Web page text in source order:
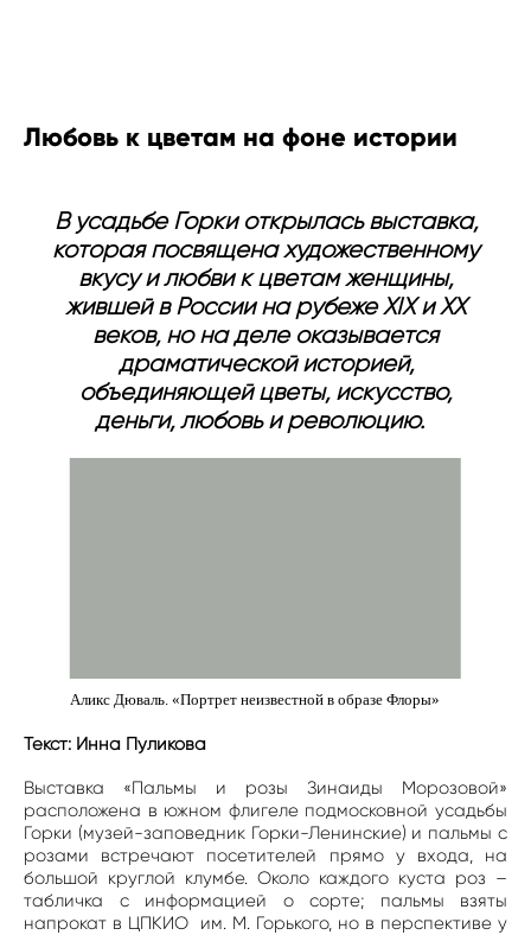
Любовь к цветам на фоне истории
В усадьбе Горки открылась выставка,
которая посвящена художественному
вкусу и любви к цветам женщины,
жившей в России на рубеже XIX и ХХ
веков, но на деле оказывается
драматической историей,
объединяющей цветы, искусство,
деньги, любовь и революцию.
Аликс Дюваль. «Портрет неизвестной в образе Флоры»
Текст: Инна Пуликова
Выставка «Пальмы и розы Зинаиды Морозовой»
расположена в южном флигеле подмосковной усадьбы
Горки (музей-заповедник Горки-Ленинские) и пальмы с
розами встречают посетителей прямо у входа, на
большой круглой клумбе. Около каждого куста роз –
табличка с информацией о сорте; пальмы взяты
напрокат в ЦПКИО им. М. Горького, но в перспективе у